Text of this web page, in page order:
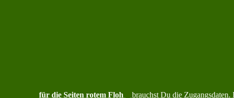
für die Seiten rotem Floh
brauchst Du die